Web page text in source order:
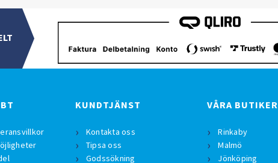
KUNDTJÄNST
Kontakta oss
Tipsa oss
Godssökning
VÅRA BUTIKER
Rinkaby
Malmö
Jönköping